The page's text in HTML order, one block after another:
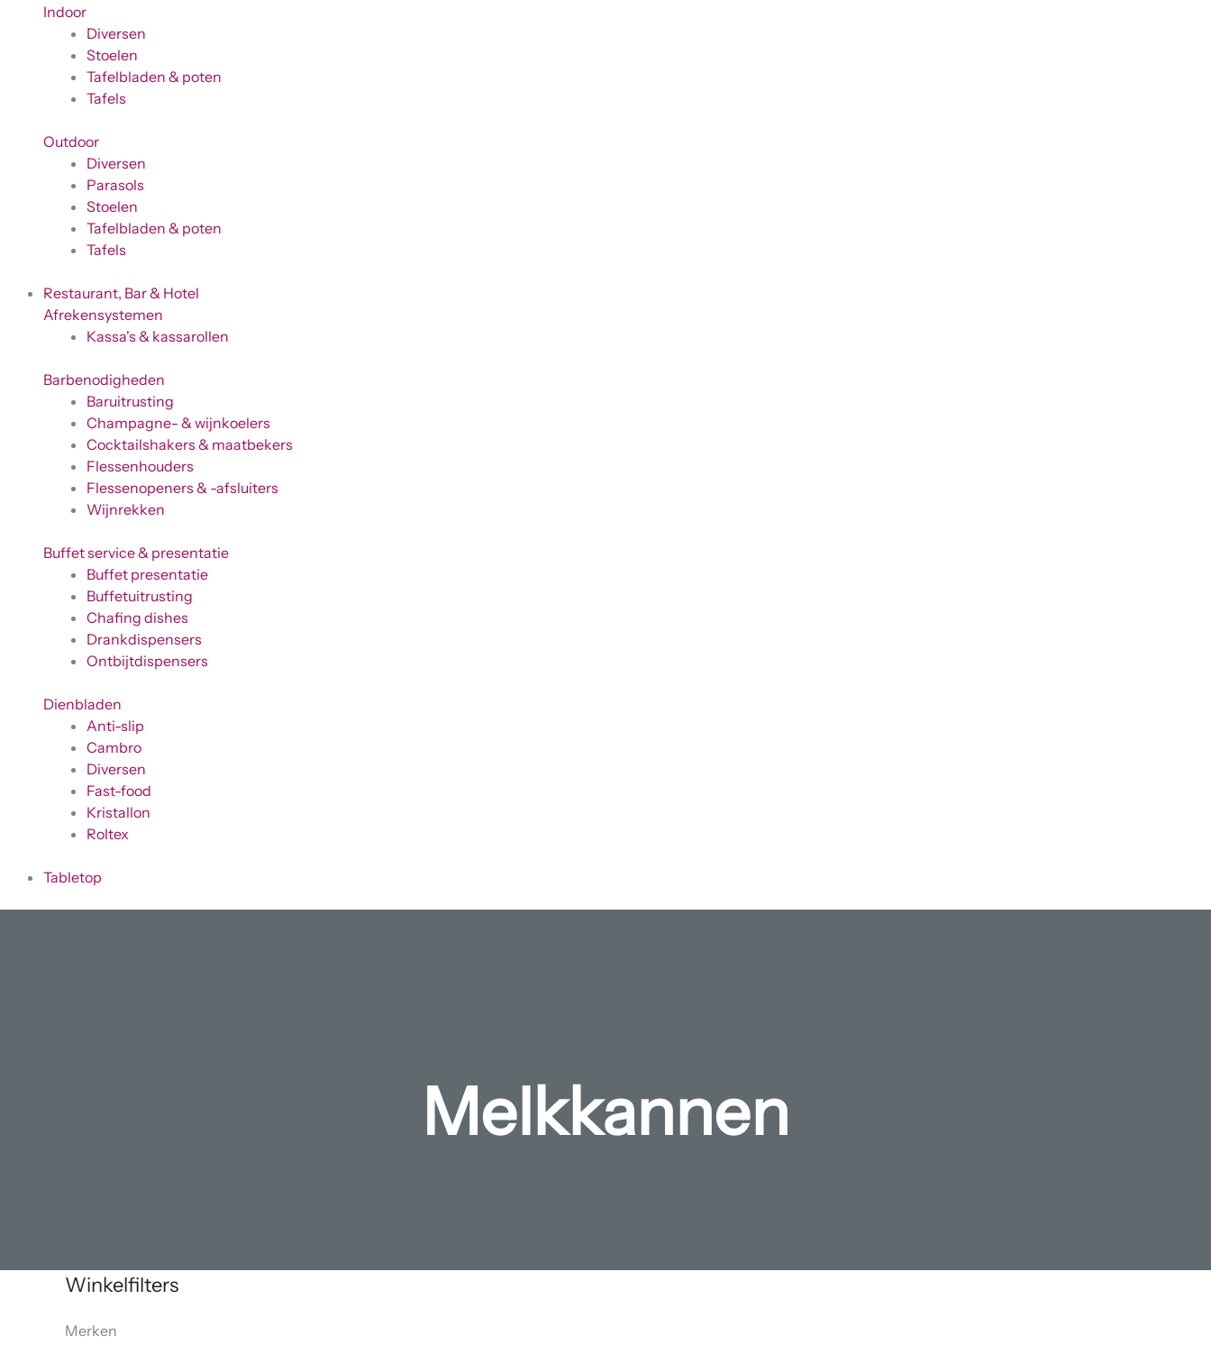
Indoor
Diversen
Stoelen
Tafelbladen & poten
Tafels
Outdoor
Diversen
Parasols
Stoelen
Tafelbladen & poten
Tafels
Restaurant, Bar & Hotel
Afrekensystemen
Kassa's & kassarollen
Barbenodigheden
Baruitrusting
Champagne- & wijnkoelers
Cocktailshakers & maatbekers
Flessenhouders
Flessenopeners & -afsluiters
Wijnrekken
Buffet service & presentatie
Buffet presentatie
Buffetuitrusting
Chafing dishes
Drankdispensers
Ontbijtdispensers
Dienbladen
Anti-slip
Cambro
Diversen
Fast-food
Kristallon
Roltex
Tabletop
Melkkannen
Winkelfilters
Merken